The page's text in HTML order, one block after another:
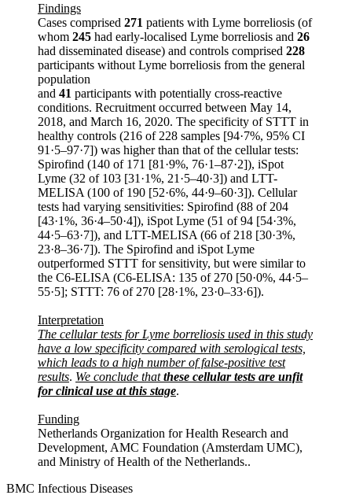
Findings
Cases comprised 271 patients with Lyme borreliosis (of
whom 245 had early-localised Lyme borreliosis and 26
had disseminated disease) and controls comprised 228
participants without Lyme borreliosis from the general
population
and 41 participants with potentially cross-reactive
conditions. Recruitment occurred between May 14,
2018, and March 16, 2020. The specificity of STTT in
healthy controls (216 of 228 samples [94·7%, 95% CI
91·5–97·7]) was higher than that of the cellular tests:
Spirofind (140 of 171 [81·9%, 76·1–87·2]), iSpot
Lyme (32 of 103 [31·1%, 21·5–40·3]) and LTT-
MELISA (100 of 190 [52·6%, 44·9–60·3]). Cellular
tests had varying sensitivities: Spirofind (88 of 204
[43·1%, 36·4–50·4]), iSpot Lyme (51 of 94 [54·3%,
44·5–63·7]), and LTT-MELISA (66 of 218 [30·3%,
23·8–36·7]). The Spirofind and iSpot Lyme
outperformed STTT for sensitivity, but were similar to
the C6-ELISA (C6-ELISA: 135 of 270 [50·0%, 44·5–
55·5]; STTT: 76 of 270 [28·1%, 23·0–33·6]).
Interpretation
The cellular tests for Lyme borreliosis used in this study
have a low specificity compared with serological tests,
which leads to a high number of false-positive test
results. We conclude thatthese cellular tests are unfit
for clinical use at this stage.
Funding
Netherlands Organization for Health Research and
Development, AMC Foundation (Amsterdam UMC),
and Ministry of Health of the Netherlands..
BMC Infectious Diseases